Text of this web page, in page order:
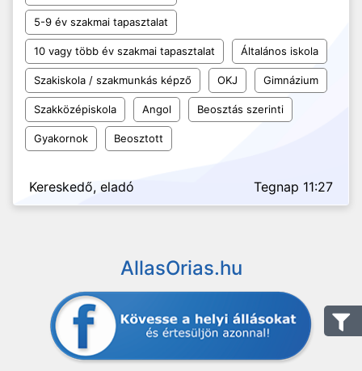
5-9 év szakmai tapasztalat
10 vagy több év szakmai tapasztalat Általános iskola
Szakiskola / szakmunkás képző OKJ Gimnázium
Szakközépiskola Angol Beosztás szerinti
Gyakornok Beosztott
Kereskedő, eladó Tegnap 11:27
AllasOrias.hu